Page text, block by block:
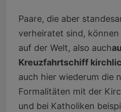
Paare, die aber
verheiratet sind, können
auf der Welt, also auch
Kreuzfahrtschiff
auch hier wiederum die
Formalitäten mit der
und bei Katholiken